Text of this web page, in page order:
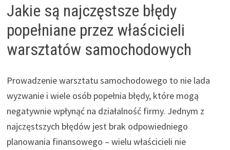
Jakie są najczęstsze błędy
popełniane przez właścicieli
warsztatów samochodowych
Prowadzenie warsztatu samochodowego to nie lada
wyzwanie i wiele osób popełnia błędy, które mogą
negatywnie wpłynąć na działalność firmy. Jednym z
najczęstszych błędów jest brak odpowiedniego
planowania finansowego – wielu właścicieli nie